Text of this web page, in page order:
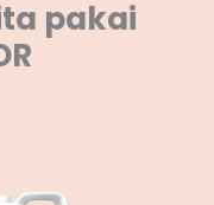
pakai